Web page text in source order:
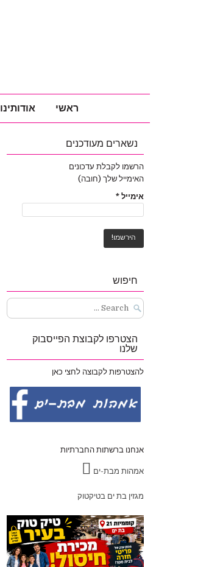
ראשי אודותינו
נשארים מעודכנים
הרשמו לקבלת עדכונים
האימייל שלך (חובה)
אימייל *
חיפוש
Search
for:
הצטרפו לקבוצת הפייסבוק
שלנו
להצטרפות לקבוצה לחצי כאן
אנחנו ברשתות החברתיות
אמהות מבת-ים
מגזין בת ים בטיקטוק